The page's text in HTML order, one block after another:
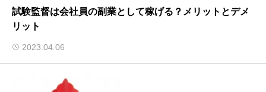
試験監督は会社員の副業として稼げる？メリットとデメ
リット
2023.04.06